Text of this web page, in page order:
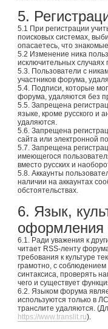
5.
5.1 При регистрации
поисковых системах,
опасаетесь, что знакомые
5.2 Изменение ника
исключительных
5.3. Пользователи с
участников форума,
5.4. Подписи, которые
форума, удаляются без
5.5. Запрещена
языке, кроме русского и
удаляются.
5.6. Запрещена
сайта или электронной
5.7. Запрещена
имеющегося
вместо русских и
5.8. Аккаунты
наличии на аккаунтах
обстоятельствах.
6. Язык,
оформления
6.1. Ради уважения к
читает RSS-ленту
требования к культуре
грамотно, с соблюдением
синтаксиса, проверять
чего и существует
6.2. Языком форума
используются только в
транслите удаляются.
https://www.translit.ru).